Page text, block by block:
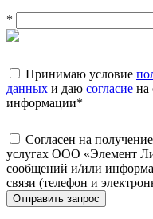
*
Принимаю условие
данных и даю согласие на
информации*
Согласен на
услугах ООО «Элемент
сообщений и/или
связи (телефон и
Отправить запрос